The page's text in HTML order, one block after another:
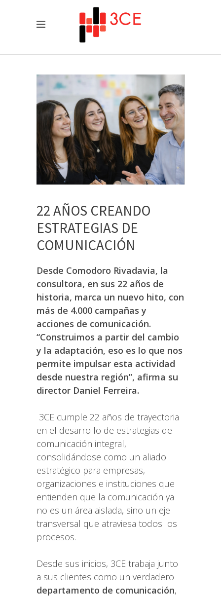
22 AÑOS CREANDO
ESTRATEGIAS DE
COMUNICACIÓN
Desde Comodoro Rivadavia, la
consultora, en sus 22 años de
historia, marca un nuevo hito, con
más de 4.000 campañas y
acciones de comunicación.
“Construimos a partir del cambio
y la adaptación, eso es lo que nos
permite impulsar esta actividad
desde nuestra región”, afirma su
director Daniel Ferreira.
3CE cumple 22 años de trayectoria
en el desarrollo de estrategias de
comunicación integral,
consolidándose como un aliado
estratégico para empresas,
organizaciones e instituciones que
entienden que la comunicación ya
no es un área aislada, sino un eje
transversal que atraviesa todos los
procesos.
Desde sus inicios, 3CE trabaja junto
a sus clientes como un verdadero
departamento de comunicación,